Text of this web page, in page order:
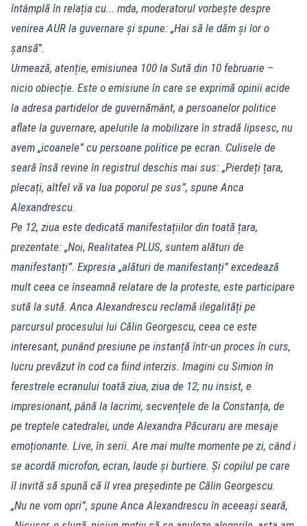
întâmplă în relația cu... mda, moderatorul vorbește despre
venirea AUR la guvernare și spune: „Hai să le dăm și lor o
șansă”.
Urmează, atenție, emisiunea 100 la Sută din 10 februarie –
nicio obiecție. Este o emisiune în care se exprimă opinii acide
la adresa partidelor de guvernământ, a persoanelor politice
aflate la guvernare, apelurile la mobilizare în stradă lipsesc, nu
avem „icoanele” cu persoane politice pe ecran. Culisele de
seară însă revine în registrul deschis mai sus: „Pierdeți țara,
plecați, altfel vă va lua poporul pe sus”, spune Anca
Alexandrescu.
Pe 12, ziua este dedicată manifestațiilor din toată țara,
prezentate: „Noi, Realitatea PLUS, suntem alături de
manifestanți”. Expresia „alături de manifestanți” excedează
mult ceea ce înseamnă relatare de la proteste, este participare
sută la sută. Anca Alexandrescu reclamă ilegalități pe
parcursul procesului lui Călin Georgescu, ceea ce este
interesant, punând presiune pe instanță într-un proces în curs,
lucru prevăzut în cod ca fiind interzis. Imagini cu Simion în
ferestrele ecranului toată ziua, ziua de 12; nu insist, e
impresionant, până la lacrimi, secvențele de la Constanța, de
pe treptele catedralei, unde Alexandra Păcuraru are mesaje
emoționante. Live, în serii. Are mai multe momente pe zi, când i
se acordă microfon, ecran, laude și burtiere. Și copilul pe care
îl invită să spună că îl vrea președinte pe Călin Georgescu.
„Nu ne vom opri”, spune Anca Alexandrescu în aceeași seară,